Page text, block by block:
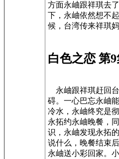
方面永岫跟祥琪去
下，永岫依然想不
候，台湾传来祥琪
白色之恋 第
永岫跟祥琪赶回
碍。一心巴忘永岫
冷水，永岫终究是
永拓约永岫晚餐，
识，永岫发现永拓
说什么，晚餐结束
永岫送小彩回家。